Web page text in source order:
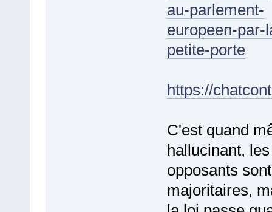
au-parlement-
europeen-par-
petite-porte
https://
C'est quand
hallucinant, les
opposants sont
majoritaires,